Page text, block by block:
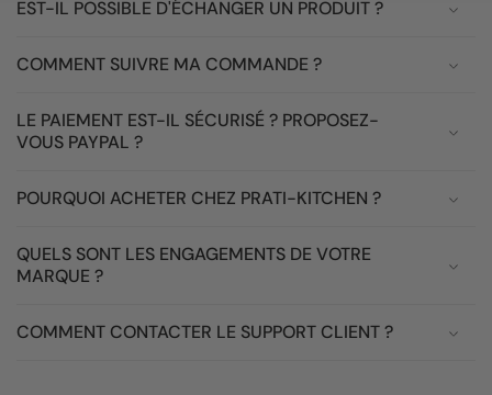
EST-IL POSSIBLE D'ÉCHANGER UN PRODUIT ?
COMMENT SUIVRE MA COMMANDE ?
LE PAIEMENT EST-IL SÉCURISÉ ? PROPOSEZ-
VOUS PAYPAL ?
POURQUOI ACHETER CHEZ PRATI-KITCHEN ?
QUELS SONT LES ENGAGEMENTS DE VOTRE
MARQUE ?
COMMENT CONTACTER LE SUPPORT CLIENT ?